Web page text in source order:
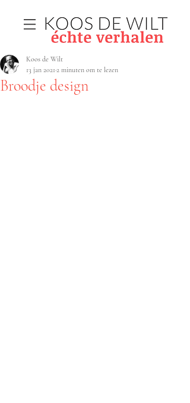
Broodje design
Koos de Wilt
13 jan 2021 2 minuten om te lezen